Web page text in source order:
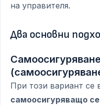
на управителя.
Два основни
При този вариант се
самоосигуряващо